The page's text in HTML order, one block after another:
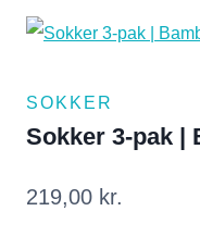
SOKKER
Sokker 3-pak |
219,00 kr.